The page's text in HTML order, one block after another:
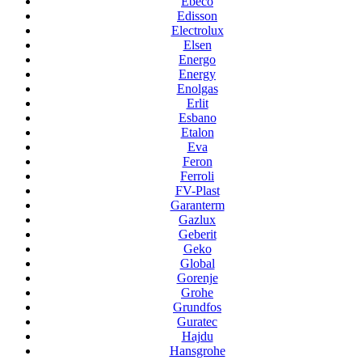
Edisson
Electrolux
Elsen
Energo
Energy
Enolgas
Erlit
Esbano
Etalon
Eva
Feron
Ferroli
FV-Plast
Garanterm
Gazlux
Geberit
Geko
Global
Gorenje
Grohe
Grundfos
Guratec
Hajdu
Hansgrohe